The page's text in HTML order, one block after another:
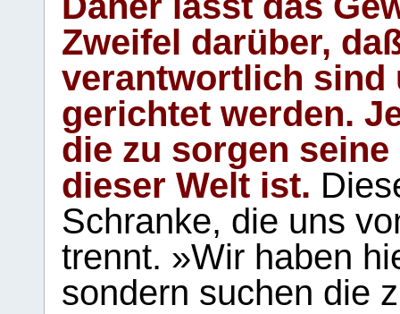
Zweifel darüber,
verantwortlich sind
gerichtet werden.
die zu sorgen
dieser Welt ist.
Schranke, die uns
trennt. »Wir haben
sondern suchen die